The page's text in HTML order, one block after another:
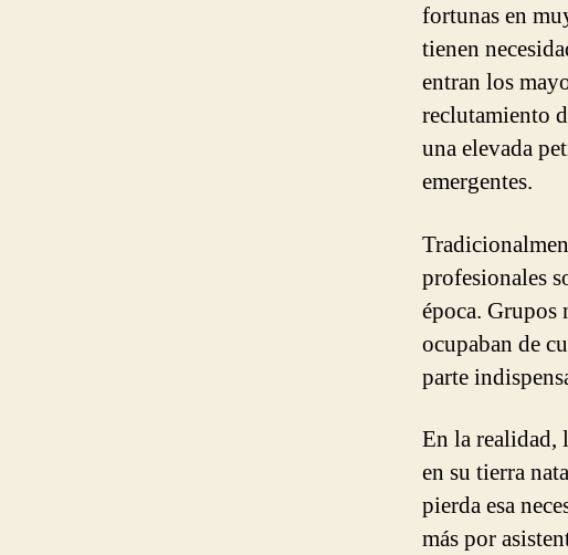
fortunas en
tienen
entran los
reclutamiento
una elevada
emergentes.
profesionales
época. Grupos
ocupaban de
parte
En la realidad,
en su tierra
pierda esa
más por